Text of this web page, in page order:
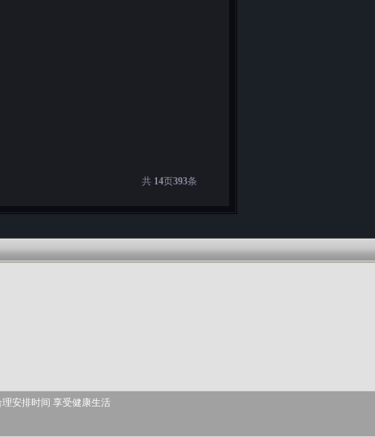
共 14页393条
安排时间 享受健康生活